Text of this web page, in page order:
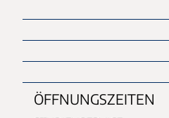
ÖFFNUNGSZEITEN